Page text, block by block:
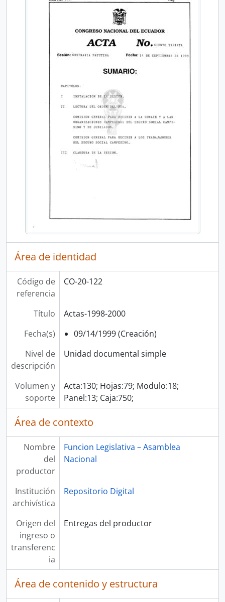
Área de identidad
Código de
referencia
CO-20-122
Título
Actas-1998-2000
Fecha(s)
09/14/1999 (Creación)
Nivel de
descripción
Unidad documental simple
Volumen y
soporte
Acta:130; Hojas:79; Modulo:18;
Panel:13; Caja:750;
Área de contexto
Nombre
del
productor
Funcion Legislativa – Asamblea
Nacional
Institución
archivística
Repositorio Digital
Origen del
ingreso o
transferenc
ia
Entregas del productor
Área de contenido y estructura